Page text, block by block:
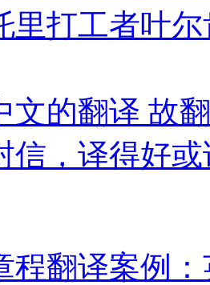
里打工者叶
文的翻译 故
信，译得好
程翻译案例